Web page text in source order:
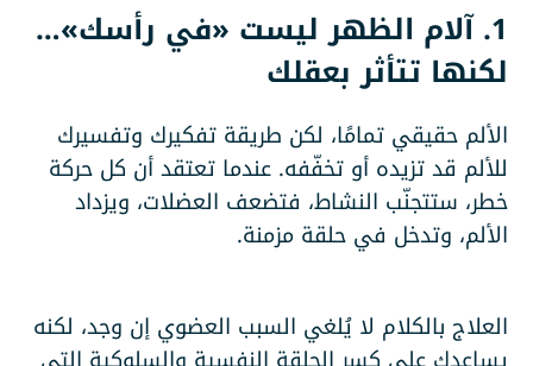
1. آلام الظهر ليست «في رأسك»…
لكنها تتأثر بعقلك
الألم حقيقي تمامًا، لكن طريقة تفكيرك وتفسيرك
للألم قد تزيده أو تخفّفه. عندما تعتقد أن كل حركة
خطر، ستتجنّب النشاط، فتضعف العضلات، ويزداد
الألم، وتدخل في حلقة مزمنة.
العلاج بالكلام لا يُلغي السبب العضوي إن وجد، لكنه